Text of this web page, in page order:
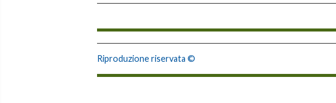
Riproduzione riservata ©